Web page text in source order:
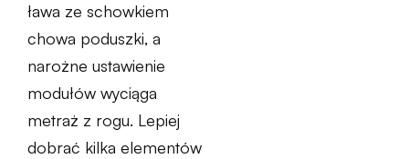
ława ze schowkiem
chowa poduszki, a
narożne ustawienie
modułów wyciąga
metraż z rogu. Lepiej
dobrać kilka elementów